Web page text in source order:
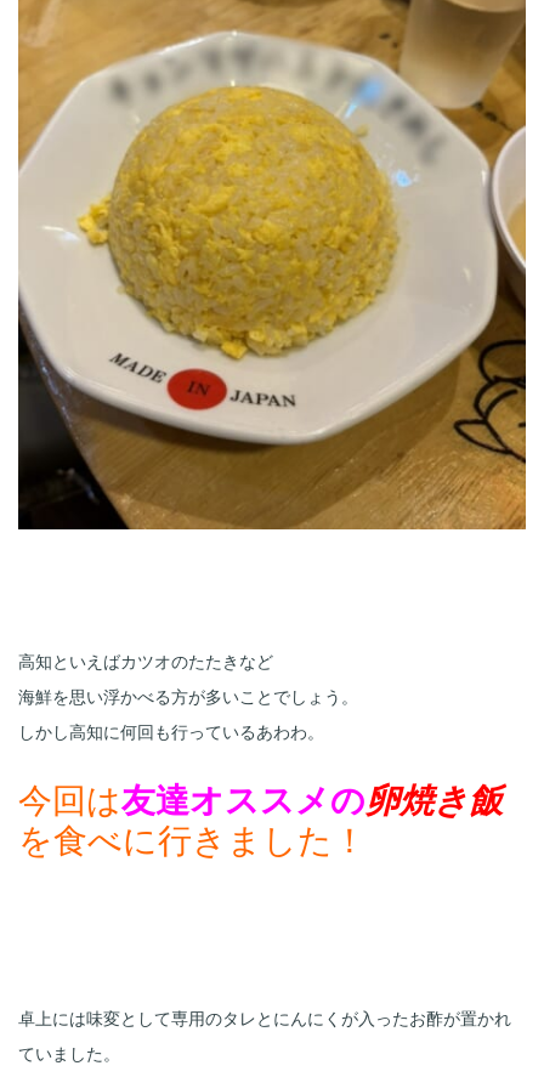
高知といえばカツオのたたきなど
海鮮を思い浮かべる方が多いことでしょう。
今回は友達オススメの
を食べに行きました！
卓上には味変として専用のタレとにんにくが入ったお酢が置かれ
ていました。